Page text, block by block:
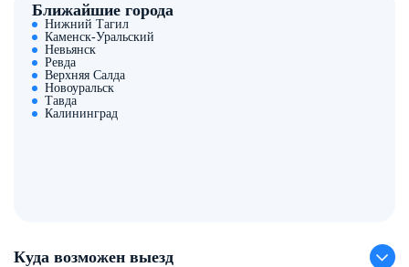
Ближайшие города
Нижний Тагил
Каменск-Уральский
Невьянск
Ревда
Верхняя Салда
Новоуральск
Тавда
Калининград
Куда возможен выезд